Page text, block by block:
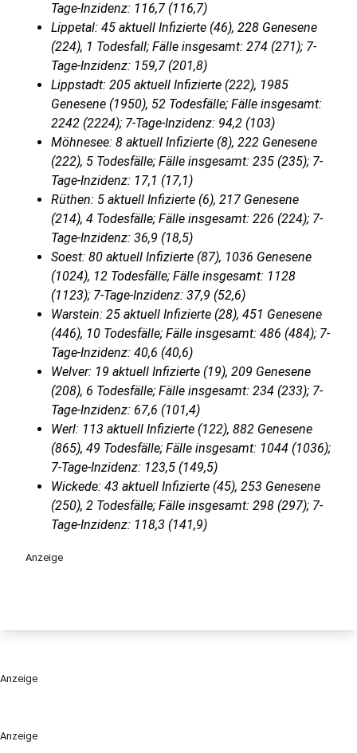
Anzeige
Tage-Inzidenz: 116,7 (116,7)
Lippetal: 45 aktuell Infizierte (46), 228 Genesene
(224), 1 Todesfall; Fälle insgesamt: 274 (271); 7-
Tage-Inzidenz: 159,7 (201,8)
Lippstadt: 205 aktuell Infizierte (222), 1985
Genesene (1950), 52 Todesfälle; Fälle insgesamt:
2242 (2224); 7-Tage-Inzidenz: 94,2 (103)
Möhnesee: 8 aktuell Infizierte (8), 222 Genesene
(222), 5 Todesfälle; Fälle insgesamt: 235 (235); 7-
Tage-Inzidenz: 17,1 (17,1)
Rüthen: 5 aktuell Infizierte (6), 217 Genesene
(214), 4 Todesfälle; Fälle insgesamt: 226 (224); 7-
Tage-Inzidenz: 36,9 (18,5)
Soest: 80 aktuell Infizierte (87), 1036 Genesene
(1024), 12 Todesfälle; Fälle insgesamt: 1128
(1123); 7-Tage-Inzidenz: 37,9 (52,6)
Warstein: 25 aktuell Infizierte (28), 451 Genesene
(446), 10 Todesfälle; Fälle insgesamt: 486 (484); 7-
Tage-Inzidenz: 40,6 (40,6)
Welver: 19 aktuell Infizierte (19), 209 Genesene
(208), 6 Todesfälle; Fälle insgesamt: 234 (233); 7-
Tage-Inzidenz: 67,6 (101,4)
Werl: 113 aktuell Infizierte (122), 882 Genesene
(865), 49 Todesfälle; Fälle insgesamt: 1044 (1036);
7-Tage-Inzidenz: 123,5 (149,5)
Wickede: 43 aktuell Infizierte (45), 253 Genesene
(250), 2 Todesfälle; Fälle insgesamt: 298 (297); 7-
Tage-Inzidenz: 118,3 (141,9)
Anzeige
Anzeige